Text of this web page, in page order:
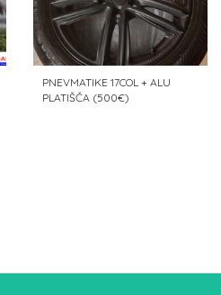
PNEVMATIKE 17COL + ALU
PLATIŠČA (500€)